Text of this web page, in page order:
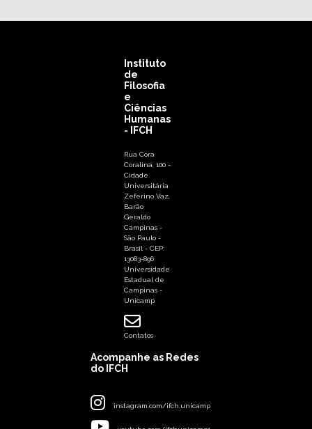
Instituto
de
Filosofia
e
Ciências
Humanas
- IFCH
Rua Cora
Coralina, 100 -
Cidade
Universitária
Zeferino Vaz,
Barão
Geraldo
Campinas -
São Paulo -
Brasil - CEP:
13083-896
Universidade
Estadual de
Campinas -
Unicamp
Contatos
Acompanhe as Redes
do IFCH
instagram.com/ifch.unicamp